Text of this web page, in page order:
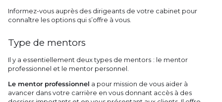
Informez-vous auprès des dirigeants de votre cabinet pour
connaître les options qui s’offre à vous.
Type de mentors
Il y a essentiellement deux types de mentors : le mentor
professionnel et le mentor personnel.
Le mentor professionnel a pour mission de vous aider à
avancer dans votre carrière en vous donnant accès à des